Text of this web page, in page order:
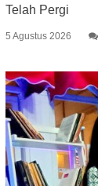
Telah Pergi
5 Agustus 2026